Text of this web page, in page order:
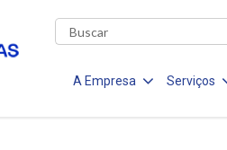
A Empresa Serviços